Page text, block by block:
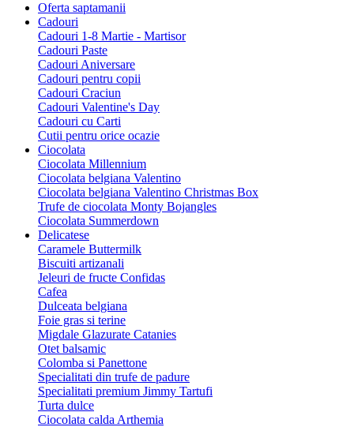
Oferta saptamanii
Cadouri
Cadouri 1-8 Martie - Martisor
Cadouri Paste
Cadouri Aniversare
Cadouri pentru copii
Cadouri Craciun
Cadouri Valentine's Day
Cadouri cu Carti
Cutii pentru orice ocazie
Ciocolata
Ciocolata Millennium
Ciocolata belgiana Valentino
Ciocolata belgiana Valentino Christmas Box
Trufe de ciocolata Monty Bojangles
Ciocolata Summerdown
Delicatese
Caramele Buttermilk
Biscuiti artizanali
Jeleuri de fructe Confidas
Cafea
Dulceata belgiana
Foie gras si terine
Migdale Glazurate Catanies
Otet balsamic
Colomba si Panettone
Specialitati din trufe de padure
Specialitati premium Jimmy Tartufi
Turta dulce
Ciocolata calda Arthemia